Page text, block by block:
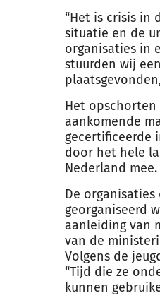
“Het is crisis in
situatie en de
organisaties in
stuurden wij
Het
aankomende
gecertificeerde
door het hele
Nederland mee.
De
georganiseerd
aanleiding van
van de
Volgens de
“Tijd die ze
kunnen